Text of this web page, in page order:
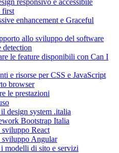
responsivo e accessibile
first
enhancement e Graceful
allo sviluppo del software
detection
le feature disponibili con Can I
e risorse per CSS e JavaScript
browser
le prestazioni
design system .italia
Bootstrap Italia
React
Angular
modelli di sito e servizi